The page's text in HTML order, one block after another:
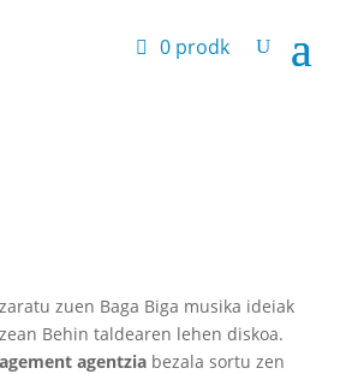
0 prodk
zuen Baga Biga musika ideiak
Behin taldearen lehen diskoa.
agentzia bezala sortu zen